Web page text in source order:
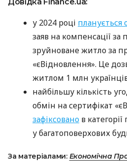
у 2024 році планується
заяв на компенсації
зруйноване житло за
«єВідновлення». Це
житлом 1 млн
найбільшу кількість
обмін на сертифікат
зафіксовано в
у багатоповерхових
За матеріалами: Економічна